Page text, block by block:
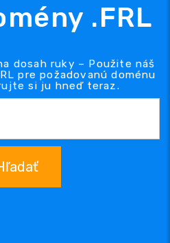
.FRL
dosah ruky – Použite náš
pre požadovanú doménu
si ju hneď teraz.